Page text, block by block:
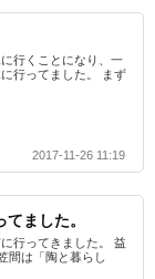
行くことになり、一
行ってました。 まず
2017-11-26 11:19
ました。
行ってきました。 益
間は「陶と暮らし